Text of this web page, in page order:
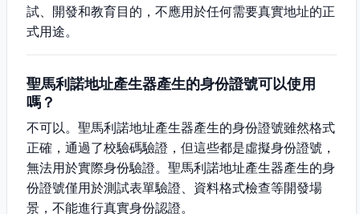
試、開發和教育目的，不應用於任何需要真實地址的正
式用途。
聖馬利諾地址產生器產生的身份證號可以使用
嗎？
不可以。聖馬利諾地址產生器產生的身份證號雖然格式
正確，通過了校驗碼驗證，但這些都是虛擬身份證號，
無法用於實際身份驗證。聖馬利諾地址產生器產生的身
份證號僅用於測試表單驗證、資料格式檢查等開發場
景，不能進行真實身份認證。